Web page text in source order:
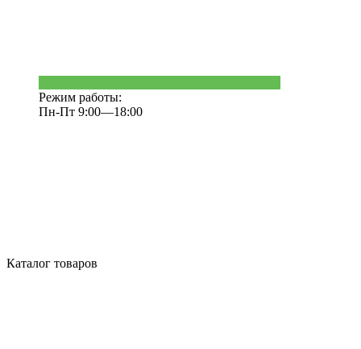
Режим работы:
Пн-Пт 9:00—18:00
Каталог товаров